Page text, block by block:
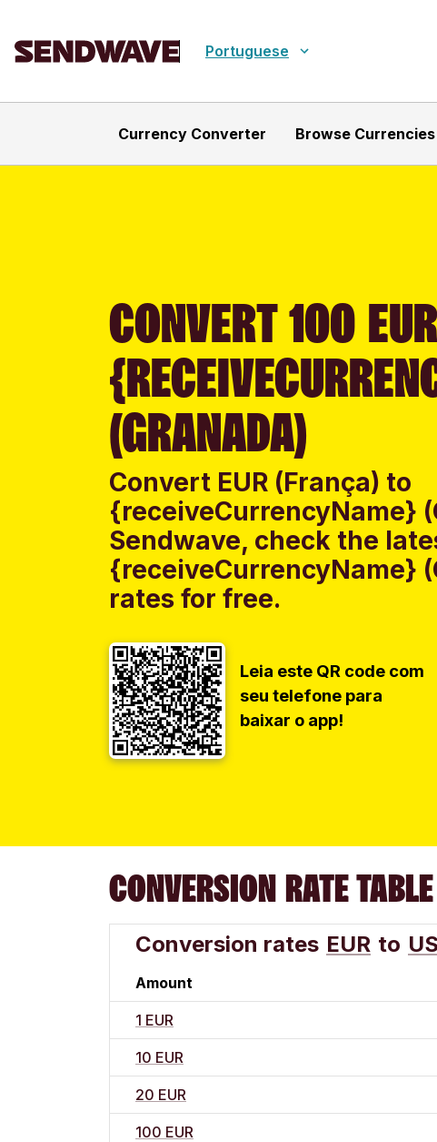
Portuguese
Currency Converter Browse Currencies
CONVERT 100
(GRANADA)
Convert EUR (França) to
{receiveCurrencyName}
Sendwave, check the
{receiveCurrencyName}
rates for free.
Leia este QR code com
seu telefone para
baixar o app!
CONVERSION RATE
Conversion rates EUR to
Amount
1 EUR
10 EUR
20 EUR
100 EUR